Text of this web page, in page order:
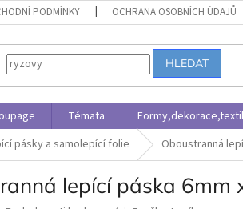
PODMÍNKY OCHRANA OSOBNÍCH ÚDAJŮ
HLEDAT
Témata Formy,dekorace,textil
pásky a samolepící folie Oboustranná
lepící páska 6mm